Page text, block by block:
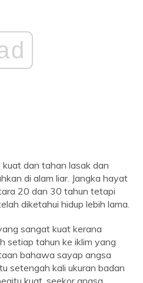
dan tahan lasak dan
di alam liar. Jangka hayat
20 dan 30 tahun tetapi
diketahui hidup lebih lama.
sangat kuat kerana
setiap tahun ke iklim yang
bahawa sayap angsa
setengah kali ukuran badan